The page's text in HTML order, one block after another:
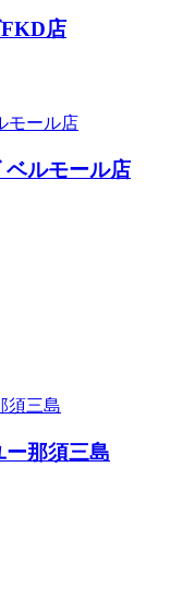
店
ベルモール店
ー那須三島